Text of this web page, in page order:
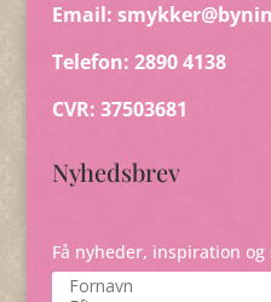
Email:
Telefon: 2890 4138
CVR: 37503681
Nyhedsbrev
Få nyheder, inspiration